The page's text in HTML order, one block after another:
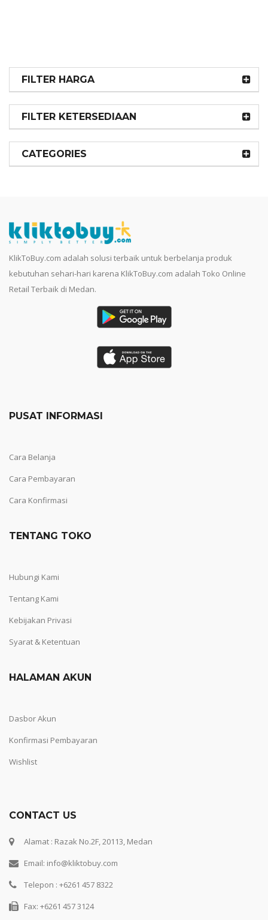
FILTER HARGA
FILTER KETERSEDIAAN
CATEGORIES
KlikToBuy.com adalah solusi terbaik untuk berbelanja produk
kebutuhan sehari-hari karena KlikToBuy.com adalah Toko Online
Retail Terbaik di Medan.
PUSAT INFORMASI
Cara Belanja
Cara Pembayaran
Cara Konfirmasi
TENTANG TOKO
Hubungi Kami
Tentang Kami
Kebijakan Privasi
Syarat & Ketentuan
HALAMAN AKUN
Dasbor Akun
Konfirmasi Pembayaran
Wishlist
CONTACT US
Alamat : Razak No.2F, 20113, Medan
Email: info@kliktobuy.com
Telepon : +6261 457 8322
Fax: +6261 457 3124